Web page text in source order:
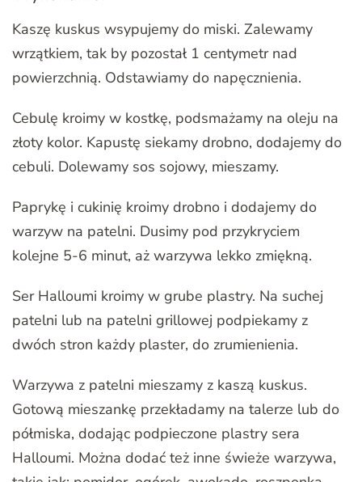
Kaszę kuskus wsypujemy do miski. Zalewamy
wrzątkiem, tak by pozostał 1 centymetr nad
powierzchnią. Odstawiamy do napęcznienia.
Cebulę kroimy w kostkę, podsmażamy na oleju na
złoty kolor. Kapustę siekamy drobno, dodajemy do
cebuli. Dolewamy sos sojowy, mieszamy.
Paprykę i cukinię kroimy drobno i dodajemy do
warzyw na patelni. Dusimy pod przykryciem
kolejne 5-6 minut, aż warzywa lekko zmiękną.
Ser Halloumi kroimy w grube plastry. Na suchej
patelni lub na patelni grillowej podpiekamy z
dwóch stron każdy plaster, do zrumienienia.
Warzywa z patelni mieszamy z kaszą kuskus.
Gotową mieszankę przekładamy na talerze lub do
półmiska, dodając podpieczone plastry sera
Halloumi. Można dodać też inne świeże warzywa,